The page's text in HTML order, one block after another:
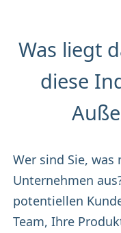
Was liegt
diese
Wer sind Sie,
Unternehmen
potentiellen
Team, Ihre